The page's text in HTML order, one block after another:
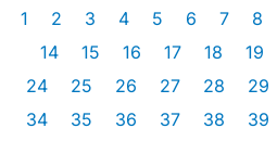
1 2 3 4 5 6 7 8
14
15 16 17 18 19
24
25 26 27 28 29
34
35 36 37 38 39